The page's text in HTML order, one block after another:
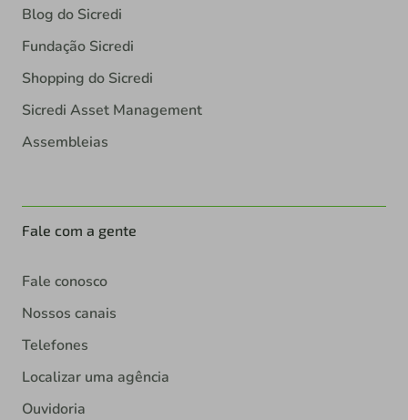
Blog do Sicredi
Fundação Sicredi
Shopping do Sicredi
Sicredi Asset Management
Assembleias
Fale com a gente
Fale conosco
Nossos canais
Telefones
Localizar uma agência
Ouvidoria